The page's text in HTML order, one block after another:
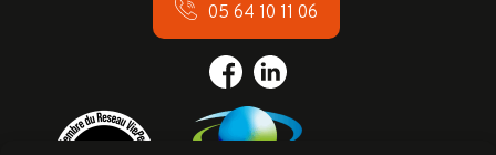
05 64 10 11 06